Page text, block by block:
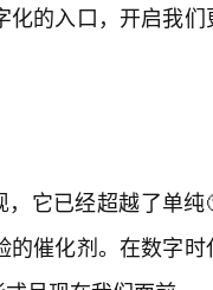
的入口，开启我们
，它已经超越了单纯
催化剂。在数字时